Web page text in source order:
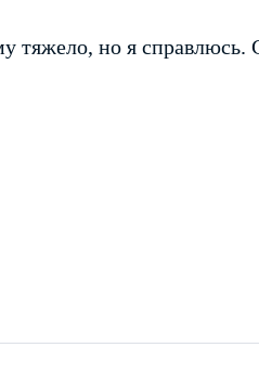
тяжело, но я справлюсь.